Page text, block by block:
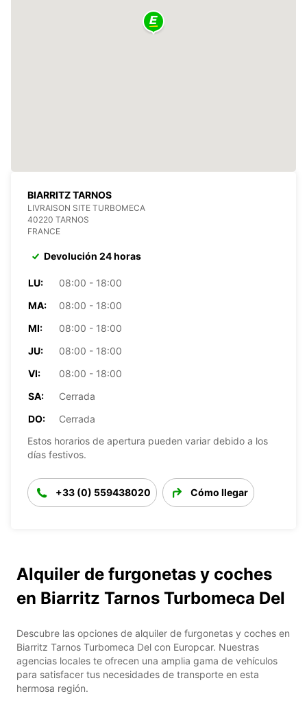
BIARRITZ TARNOS
LIVRAISON SITE TURBOMECA
40220 TARNOS
FRANCE
Devolución 24 horas
LU:
08:00 - 18:00
MA:
08:00 - 18:00
MI:
08:00 - 18:00
JU:
08:00 - 18:00
VI:
08:00 - 18:00
SA:
Cerrada
DO:
Cerrada
Estos horarios de apertura pueden variar debido a los
días festivos.
+33 (0) 559438020 Cómo llegar
Alquiler de furgonetas y coches
en Biarritz Tarnos Turbomeca Del
Descubre las opciones de alquiler de furgonetas y coches en
Biarritz Tarnos Turbomeca Del con Europcar. Nuestras
agencias locales te ofrecen una amplia gama de vehículos
para satisfacer tus necesidades de transporte en esta
hermosa región.